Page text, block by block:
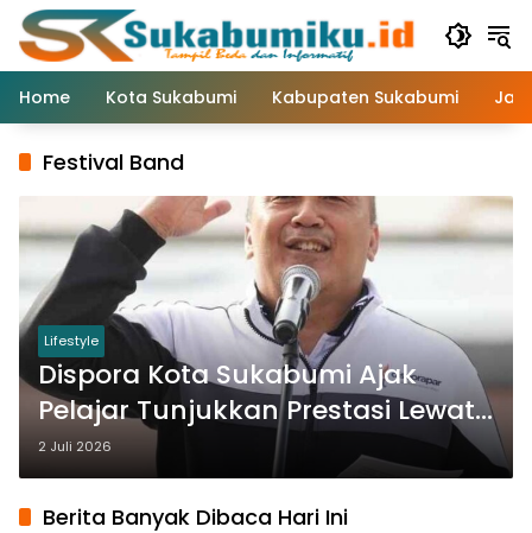
Langsung
konten
Home
Kota Sukabumi Kabupaten Sukabumi
Festival Band
Lifestyle
Dispora Kota Sukabumi Ajak
Pelajar Tunjukkan Prestasi Lewat
Battle Voice & Band Festival After
School 2026
2 Juli 2026
Berita Banyak Dibaca Hari Ini